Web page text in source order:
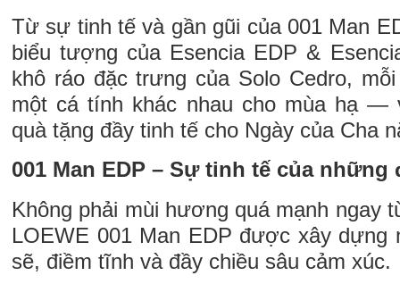
Từ sự tinh tế và gần gũi của 001 Man
biểu tượng của Esencia EDP &
khô ráo đặc trưng của Solo Cedro,
một cá tính khác nhau cho mùa hạ
quà tặng đầy tinh tế cho Ngày của Cha
001 Man EDP – Sự tinh tế của những
Không phải mùi hương quá mạnh ngay
LOEWE 001 Man EDP được xây dựng
sẽ, điềm tĩnh và đầy chiều sâu cảm xúc.